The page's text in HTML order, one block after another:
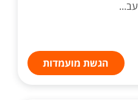
הגשת מועמדות